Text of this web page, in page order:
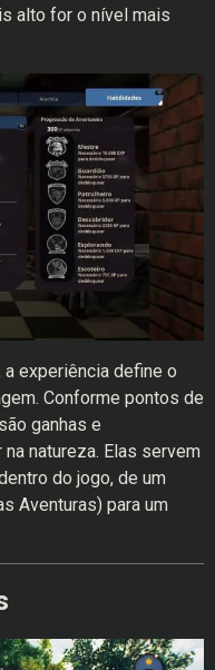
alto for o nível mais
a experiência define o
Conforme pontos de
ganhas e
natureza. Elas servem
do jogo, de um
Aventuras) para um